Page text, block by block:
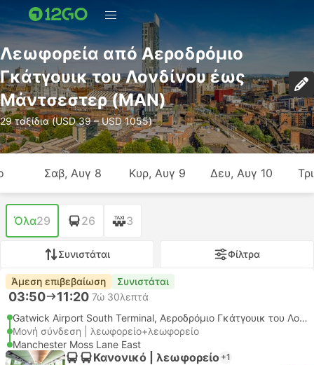
Λεωφορεία από Αεροδρόμιο
Γκάτγουικ του Λονδίνου έως
Μάντσεστερ (MAN)
29 ταξίδια (USD 39 – USD 1055)
Σαβ, Αυγ 8 Κυρ, Αυγ 9 Δευ, Αυγ 10
Όλα29 26 3
Συνιστάται Φίλτρα
Άμεση επιβεβαίωση Συνιστάται
03:50 11:20 7ώ 30λεπτά
Gatwick Airport South Terminal, Αεροδρόμιο Γκάτγουικ του Λονδίνου
Μονή σύνδεση | λεωφορείο+λεωφορείο
Manchester Moss Lane East
Κανονικό | λεωφορείο +1